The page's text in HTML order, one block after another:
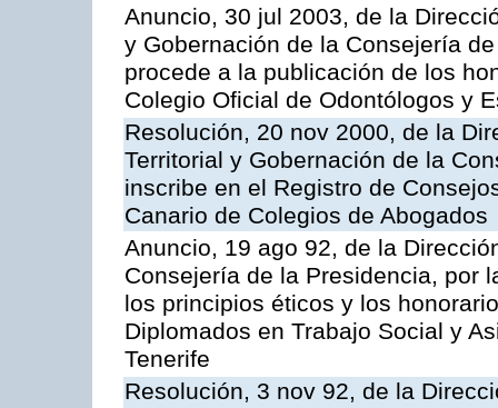
Anuncio, 30 jul 2003, de la
y Gobernación de la Consejería
procede a la publicación de los
Colegio Oficial de Odontólogos y
Resolución, 20 nov 2000, de la
Territorial y Gobernación de la
inscribe en el Registro de
Canario de Colegios de Abogados
Anuncio, 19 ago 92, de la
Consejería de la Presidencia, por
los principios éticos y los
Diplomados en Trabajo Social y
Tenerife
Resolución, 3 nov 92, de la